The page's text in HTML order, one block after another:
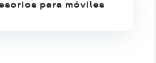
para móviles